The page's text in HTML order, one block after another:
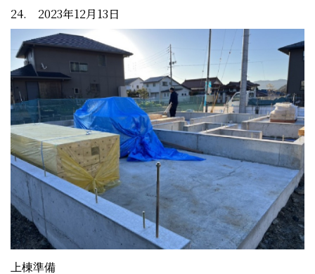
24. 2023年12月13日
上棟準備